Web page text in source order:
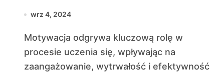
wrz 4, 2024
Motywacja odgrywa kluczową rolę w
procesie uczenia się, wpływając na
zaangażowanie, wytrwałość i efektywność